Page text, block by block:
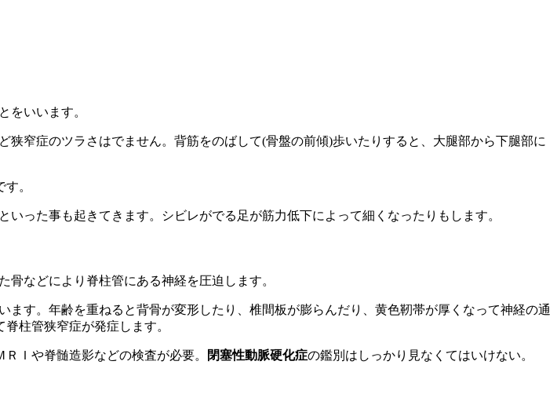
をいいます。
窄症のツラさはでません。背筋をのばして(骨盤の前傾)歩いたりすると、大腿部から下腿部に
。
った事も起きてきます。シビレがでる足が筋力低下によって細くなったりもします。
などにより脊柱管にある神経を圧迫します。
す。年齢を重ねると背骨が変形したり、椎間板が膨らんだり、黄色靭帯が厚くなって神経の通
柱管狭窄症が発症します。
Ｉや脊髄造影などの検査が必要。 閉塞性動脈硬化症の鑑別はしっかり見なくてはいけない。